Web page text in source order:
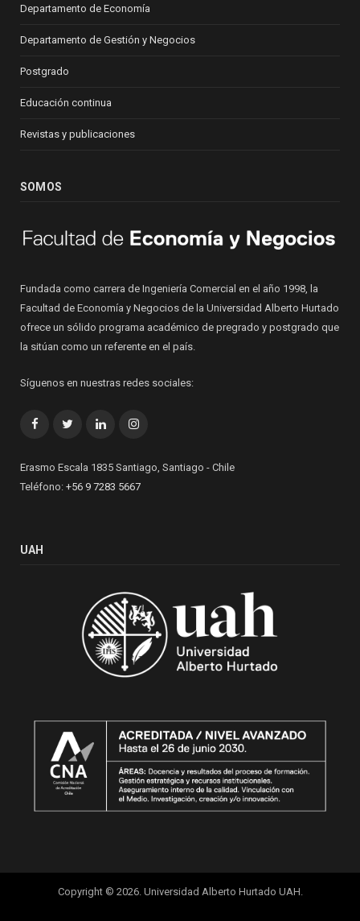
Departamento de Economía
Departamento de Gestión y Negocios
Postgrado
Educación continua
Revistas y publicaciones
SOMOS
Fundada como carrera de Ingeniería Comercial en el año 1998, la
Facultad de Economía y Negocios de la Universidad Alberto Hurtado
ofrece un sólido programa académico de pregrado y postgrado que
la sitúan como un referente en el país.
Síguenos en nuestras redes sociales:
FacebookTwitterLinkedInInstagram
Erasmo Escala 1835 Santiago, Santiago - Chile
Teléfono: +56 9 7283 5667
UAH
Copyright © 2026. Universidad Alberto Hurtado UAH.